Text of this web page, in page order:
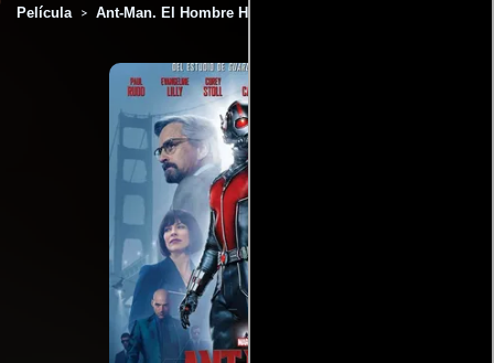
Película > Ant-Man. El Hombre Hormiga (2015)